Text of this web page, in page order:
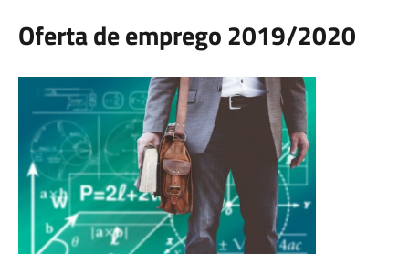
Oferta de emprego 2019/2020